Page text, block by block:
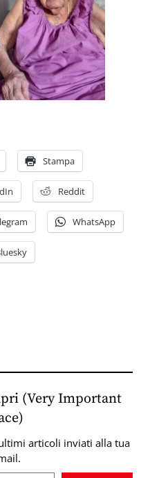
Stampa
Reddit
WhatsApp
(Very Important
articoli inviati alla tua